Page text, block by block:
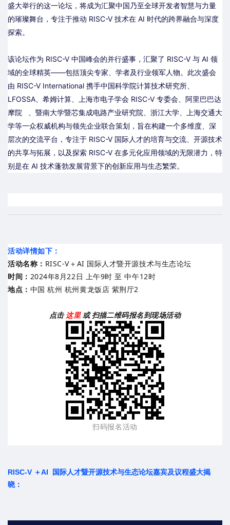
盛大举行的这一论坛，将成为汇聚中国乃至全球开发者智慧与力量
的璀璨舞台，专注于推动 RISC-V 技术在 AI 时代的跨界融合与深度
探索。
该论坛作为 RISC-V 中国峰会的并行盛事，汇聚了 RISC-V 与 AI 领
域的全球精英——包括顶尖专家、学者及行业领军人物。此次盛会
由 RISC-V International 携手中国科学院计算技术研究所、
LFOSSA 、希姆计算、上海市电子学会 RISC-V 专委会、 阿里巴巴达
摩院
、暨南大学暨芯集成电路产业研究院、浙江大学、上海交通大
学等一众权威机构与领先企业联合策划，旨在构建一个多维度、深
层次的交流平台，专注于 RISC-V 国际人才的培育与交流、开源技术
的共享与拓展，以及探索 RISC-V 在多元化应用领域的无限潜力，特
别是在 AI 技术蓬勃发展背景下的创新应用与生态繁荣。
活动详情如下：
活动名称： RISC-V＋AI 国际人才暨开源技术与生态论坛
时间： 2024年8月22日 上午9时 至 中午12时
地点： 中国 杭州 杭州黄龙饭店 紫荆厅2
点击这里 或扫描二维码报名到现场活动
扫码报名活动
RISC-V ＋AI 国际人才暨开源技术与生态论坛嘉宾及议程盛大揭
晓：